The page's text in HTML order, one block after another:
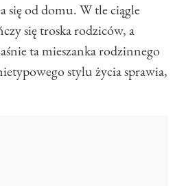
się od domu. W tle ciągle
się troska rodziców, a
ta mieszanka rodzinnego
stylu życia sprawia,